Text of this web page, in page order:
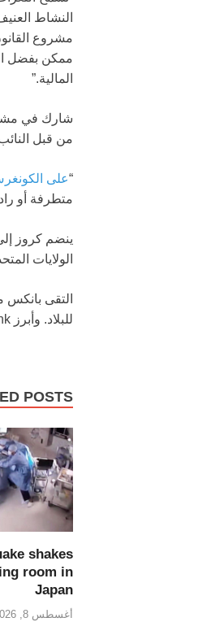
النشاط
مشروع
ممكن بفضل
المالية.”
شارك في
من قبل
“على
متطرفة أو
ينضم كروز
الولايات
التقى بانكس
للبلاد. وأبرز CodePink، وهي منظمة غير ربحية 501(c)(3) قال بانكس إنها استهدفته وتواجهه مباشرة في الكابيتول.
POSTS
shakes
room in
Japan
أغسطس 8, 2026